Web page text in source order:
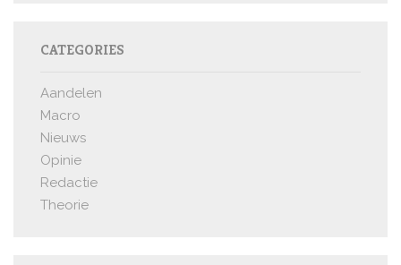
CATEGORIES
Aandelen
Macro
Nieuws
Opinie
Redactie
Theorie